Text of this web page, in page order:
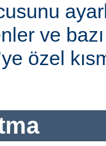
ve
özel